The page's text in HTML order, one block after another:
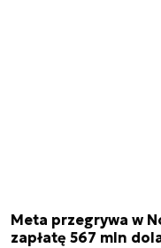
Meta przegrywa w
zapłatę 567 mln